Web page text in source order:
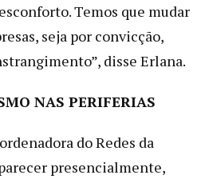
Temos que mudar
seja por convicção,
disse Erlana.
NAS PERIFERIAS
do Redes da
presencialmente,